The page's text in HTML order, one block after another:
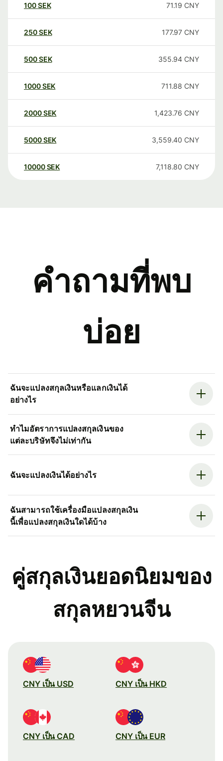
100SEK 71.19 CNY
250SEK 177.97 CNY
500SEK 355.94 CNY
1000SEK 711.88 CNY
2000SEK 1,423.76 CNY
5000SEK 3,559.40 CNY
10000 SEK 7,118.80 CNY
คำถามที่พบ
บ่อย
ฉันจะแปลงสกุลเงินหรือแลกเงินได้
อย่างไร
ทำไมอัตราการแปลงสกุลเงินของ
แต่ละบริษัทจึงไม่เท่ากัน
ฉันจะแปลงเงินได้อย่างไร
ฉันสามารถใช้เครื่องมือแปลงสกุลเงิน
นี้เพื่อแปลงสกุลเงินใดได้บ้าง
คู่สกุลเงินยอดนิยมของ
สกุลหยวนจีน
CNY เป็น USD CNY เป็น HKD
CNY เป็น CAD CNY เป็น EUR